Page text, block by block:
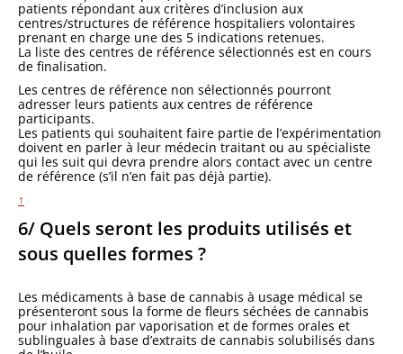
patients répondant aux critères d’inclusion aux
centres/structures de référence hospitaliers volontaires
prenant en charge une des 5 indications retenues.
La liste des centres de référence sélectionnés est en cours
de finalisation.
Les centres de référence non sélectionnés pourront
adresser leurs patients aux centres de référence
participants.
Les patients qui souhaitent faire partie de l’expérimentation
doivent en parler à leur médecin traitant ou au spécialiste
qui les suit qui devra prendre alors contact avec un centre
de référence (s’il n’en fait pas déjà partie).
↑
6/ Quels seront les produits utilisés et
sous quelles formes ?
Les médicaments à base de cannabis à usage médical se
présenteront sous la forme de fleurs séchées de cannabis
pour inhalation par vaporisation et de formes orales et
sublinguales à base d’extraits de cannabis solubilisés dans